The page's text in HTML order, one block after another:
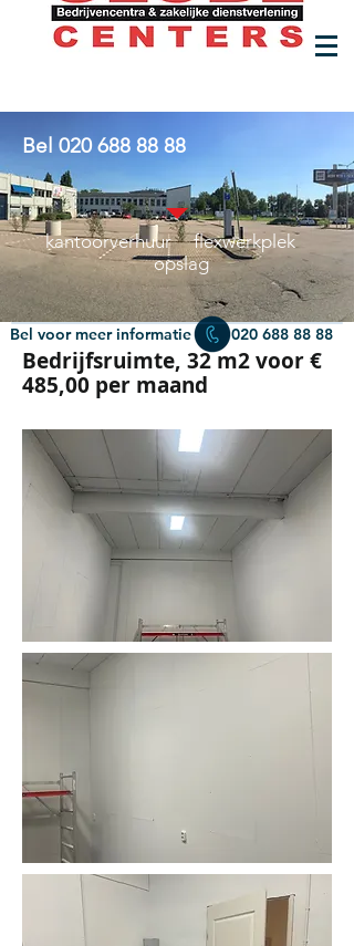
Bel 020 688 88 88
kantoorverhuur flexwerkplek
opslag
Bel voor meer informatie020 688 88 88
Bedrijfsruimte, 32 m2 voor €
485,00 per maand